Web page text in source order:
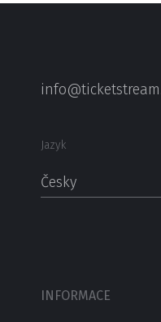
Jazyk
Česky
INFORMACE